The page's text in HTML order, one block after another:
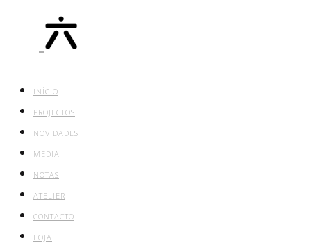
INÍCIO
PROJECTOS
NOVIDADES
MEDIA
NOTAS
ATELIER
CONTACTO
LOJA